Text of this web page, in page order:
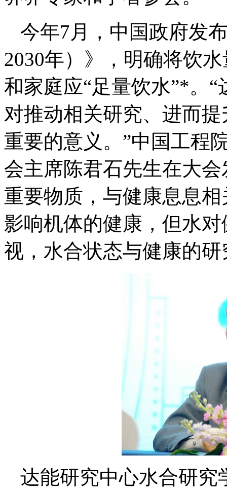
今年7月，中国政府发
2030年）》，明确将饮
和家庭应“足量饮水”*。
对推动相关研究、进而
重要的意义。”中国工程
会主席陈君石先生在大
重要物质，与健康息息
影响机体的健康，但水
视，水合状态与健康的
达能研究中心水合研究